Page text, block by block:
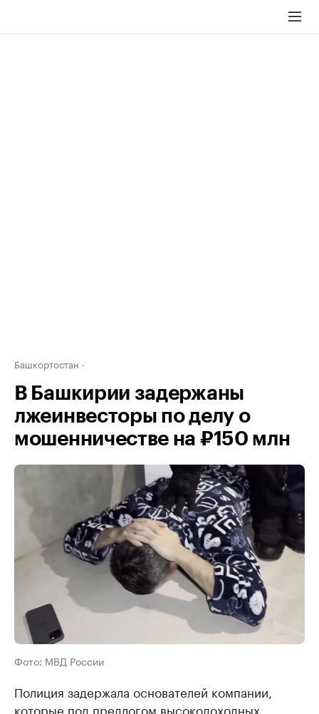
Башкортостан
В Башкирии задержаны
лжеинвесторы по делу о
мошенничестве на ₽150 млн
Фото: МВД России
Полиция задержала основателей компании,
которые под предлогом высокодоходных